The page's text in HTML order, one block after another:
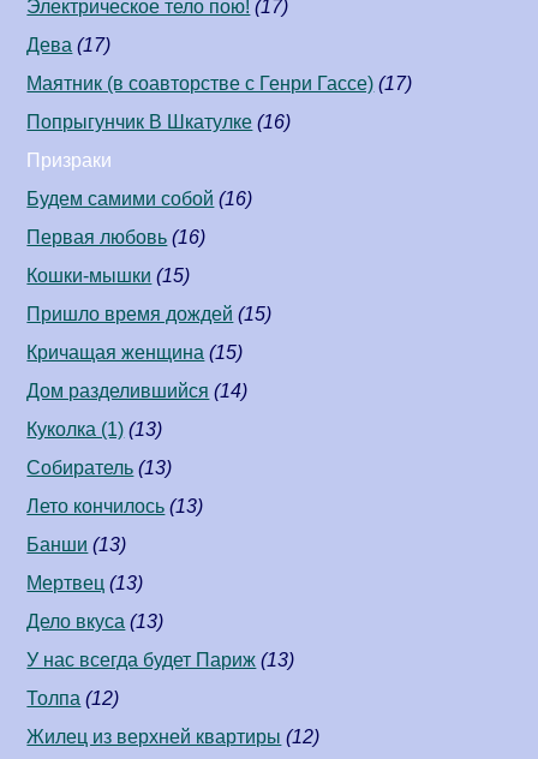
Электрическое тело пою! (17)
Дева (17)
Маятник (в соавторстве c Генри Гассе) (17)
Попрыгунчик В Шкатулке (16)
Призраки
Будем самими собой (16)
Первая любовь (16)
Кошки-мышки (15)
Пришло время дождей (15)
Кричащая женщина (15)
Дом разделившийся (14)
Куколка (1) (13)
Собиратель (13)
Лето кончилось (13)
Банши (13)
Мертвец (13)
Дело вкуса (13)
У нас всегда будет Париж (13)
Толпа (12)
Жилец из верхней квартиры (12)